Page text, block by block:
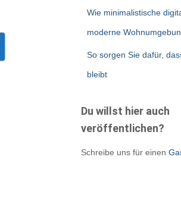
Wie minimalistische
moderne
So sorgen Sie dafür,
bleibt
Du willst hier auch
veröffentlichen?
Schreibe uns für einen